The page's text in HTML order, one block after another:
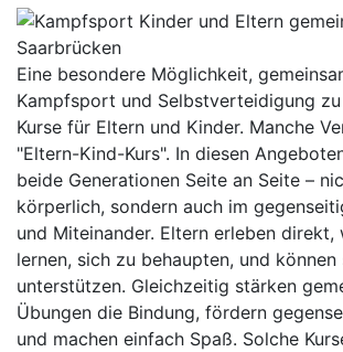
Eine besondere Möglichkeit,
Kampfsport und Selbstverteidigung
Kurse für Eltern und Kinder. Manche
"Eltern-Kind-Kurs". In diesen
beide Generationen Seite an Seite –
körperlich, sondern auch im
und Miteinander. Eltern erleben direkt,
lernen, sich zu behaupten, und
unterstützen. Gleichzeitig stärken
Übungen die Bindung, fördern
und machen einfach Spaß. Solche